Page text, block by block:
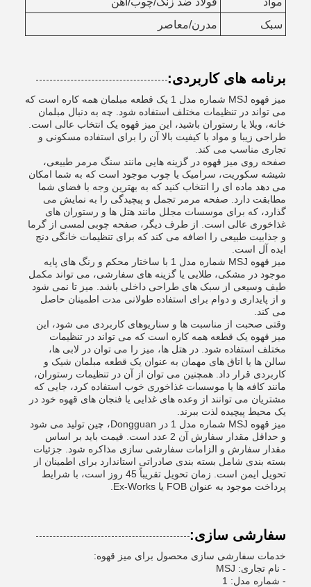
سبک
مدرن/معاصر
برنامه های کاربردی:
میز قهوه MSJ شماره مدل 1 یک قطعه مبلمان همه کاره است که
می تواند در تنظیمات مختلف استفاده شود. چه به دنبال مبلمان
خانه، ویلا یا رستوران باشید، این میز قهوه یک انتخاب عالی است.
طراحی زیبا و مواد با کیفیت بالا آن را برای استفاده مسکونی و
تجاری مناسب می کند.
صفحه روی میز قهوه در گزینه هایی مانند سنگ مرمر طبیعی،
شیشه سکوریت، سرامیک یا چوب موجود است که به شما امکان
می دهد ماده ای را انتخاب کنید که به بهترین وجه با فضای شما
مطابقت دارد. صفحه مرمر تجمل و پیچیدگی را به نمایش می
گذارد، که برای موسسات مجلل مانند هتل ها و رستوران های
غذاخوری عالی است. از طرف دیگر، صفحه چوبی لمسی از گرما
و جذابیت طبیعی را اضافه می کند که برای تنظیمات خانگی دنج
ایده آل است.
میز قهوه MSJ شماره مدل 1 با ساختار محکم و رنگ های پایه
موجود در مشکی، طلایی یا گزینه های سفارشی، می تواند مکمل
طیف وسیعی از سبک های طراحی داخلی باشد. میز تا نمی شود
و از پایداری و دوام برای استفاده طولانی مدت اطمینان حاصل
می کند.
وقتی صحبت از مناسبت ها و سناریوهای کاربردی می شود، این
میز قهوه یک قطعه همه کاره است که می تواند در تنظیمات
مختلف استفاده شود. در هتل ها، میز را می توان در لابی ها،
سالن ها یا اتاق های مهمان به عنوان یک قطعه مبلمان شیک و
کاربردی قرار داد. همچنین می توان از آن در تنظیمات رستوران،
مانند کافه ها یا موسسات غذاخوری خوب استفاده کرد، جایی که
مشتریان می توانند از وعده های غذایی یا فنجان های قهوه خود در
یک محیط پیچیده لذت ببرند.
میز قهوه MSJ شماره مدل 1 در Dongguan، چین تولید می شود
و حداقل مقدار سفارش آن 2 عدد است. قیمت باید بر اساس
مقدار سفارش و الزامات سفارشی سازی مذاکره شود. جزئیات
بسته بندی شامل بسته بندی صادراتی استاندارد برای اطمینان از
تحویل ایمن است. زمان تحویل تقریباً 45 روز است، با شرایط
پرداخت موجود به عنوان FOB یا Ex-Works.
سفارشی سازی:
خدمات سفارشی سازی محصول برای میز قهوه:
- نام تجاری: MSJ
- شماره مدل: 1